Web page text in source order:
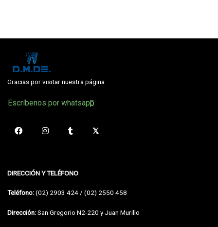
Gracias por visitar nuestra página
Escríbenos por whatsapp
DIRECCIÓN Y TELÉFONO
Teléfono:(02) 2903 424 / (02) 2550 458
Dirección:San Gregorio N2-220 y Juan Murillo